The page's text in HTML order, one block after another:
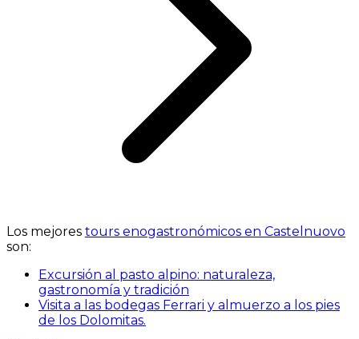
Los mejores tours enogastronómicos en Castelnuovo
son:
Excursión al pasto alpino: naturaleza,
gastronomía y tradición
Visita a las bodegas Ferrari y almuerzo a los pies
de los Dolomitas.